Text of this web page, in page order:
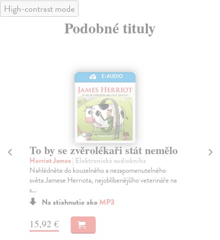
High-contrast mode
Podobné tituly
E-AUDIO
To by se zvěrolékaři stát nemělo
Herriot James| Elektronická audiokniha
Nahlédněte do kouzelného a nezapomenutelného
světa Jamese Herriota, nejoblíbenějšího veterináře na
s...
Na stiahnutie ako MP3
15,92 €